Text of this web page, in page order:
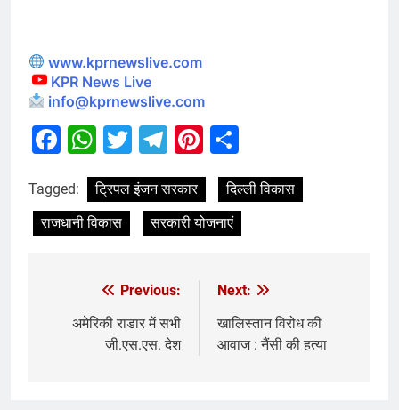
www.kprnewslive.com
KPR News Live
info@kprnewslive.com
Facebook
WhatsApp
Twitter
Telegram
Pinterest
Tagged: ट्रिपल इंजन सरकार
दिल्ली विकास
राजधानी विकास
सरकारी योजनाएं
Previous:
अमेरिकी राडार में सभी
जी.एस.एस. देश
Next:
खालिस्तान विरोध की
आवाज : नैंसी की हत्या